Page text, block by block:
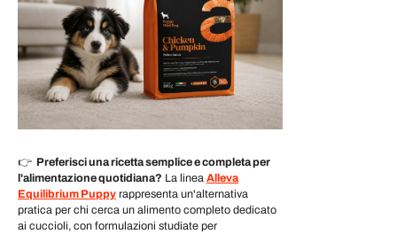
👉 Preferisci una ricetta semplice e completa per
l'alimentazione quotidiana? La linea Alleva
Equilibrium Puppy rappresenta un'alternativa
pratica per chi cerca un alimento completo dedicato
ai cuccioli, con formulazioni studiate per